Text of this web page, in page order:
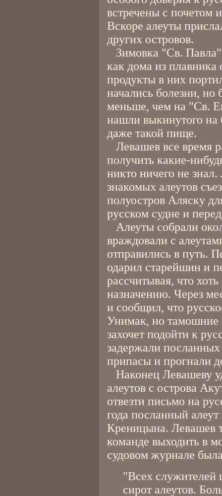
встречены с почетом
Вскоре алеуты
других островов.
Зимовка "Св. Павла"
как дома из
продукты в них
начались болезни, но
меньше, чем на "Св.
нашли выкинутого на
даже такой пище.
Левашев все время
получить какие-
никто ничего не
знакомых алеутов
полуостров Аляску
русском судне и
Алеуты собрали
враждовали с
отправились в путь.
одарил старейшин и
рассчитывая, что
назначению. Через
и сообщил, что
Унимак, но тамошние
захочет подойти к
задержали посланных
припасы и прогнали
Наконец Левашеву
алеутов с острова
отвезти письмо на
года посланный алеут
Креницына. Левашев
команде выходить в
судовом журнале
"Всех служителей
сирот алеутов.